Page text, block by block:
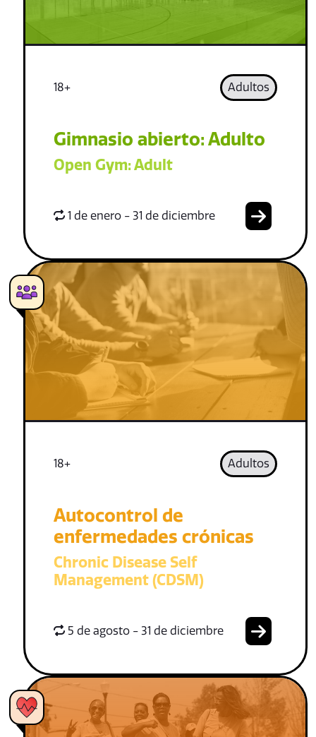
18+ Adultos
Gimnasio abierto: Adulto
Open Gym: Adult
1 de enero - 31 de diciembre
18+ Adultos
Autocontrol de
enfermedades crónicas
Chronic Disease Self
Management (CDSM)
5 de agosto - 31 de diciembre